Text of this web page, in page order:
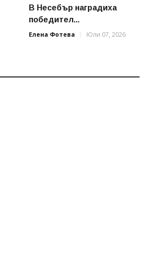
В Несебър наградиха
победител...
Елена Фотева
Юли 07, 2026